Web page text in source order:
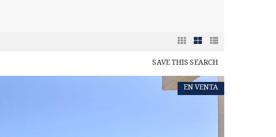
SAVE THIS SEARCH
EN VENTA